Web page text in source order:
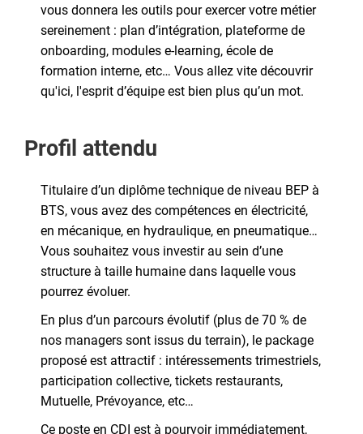
vous donnera les outils pour exercer votre métier
sereinement : plan d’intégration, plateforme de
onboarding, modules e-learning, école de
formation interne, etc… Vous allez vite découvrir
qu'ici, l'esprit d’équipe est bien plus qu’un mot.
Profil attendu
Titulaire d’un diplôme technique de niveau BEP à
BTS, vous avez des compétences en électricité,
en mécanique, en hydraulique, en pneumatique…
Vous souhaitez vous investir au sein d’une
structure à taille humaine dans laquelle vous
pourrez évoluer.
En plus d’un parcours évolutif (plus de 70 % de
nos managers sont issus du terrain), le package
proposé est attractif : intéressements trimestriels,
participation collective, tickets restaurants,
Mutuelle, Prévoyance, etc…
Ce poste en CDI est à pourvoir immédiatement,